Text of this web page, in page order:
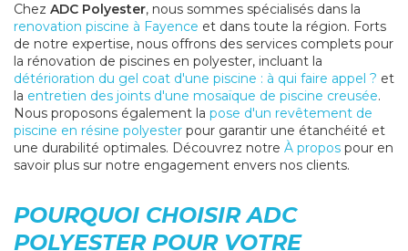
Chez ADC Polyester, nous sommes spécialisés dans la
renovation piscine à Fayence et dans toute la région. Forts
de notre expertise, nous offrons des services complets pour
la rénovation de piscines en polyester, incluant la
détérioration du gel coat d'une piscine : à qui faire appel ? et
la entretien des joints d'une mosaïque de piscine creusée.
Nous proposons également la pose d'un revêtement de
piscine en résine polyester pour garantir une étanchéité et
une durabilité optimales. Découvrez notre À propos pour en
savoir plus sur notre engagement envers nos clients.
POURQUOI CHOISIR ADC
POLYESTER POUR VOTRE